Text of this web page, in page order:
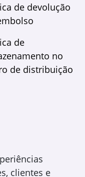
de devolução
de
no
de distribuição
clientes e